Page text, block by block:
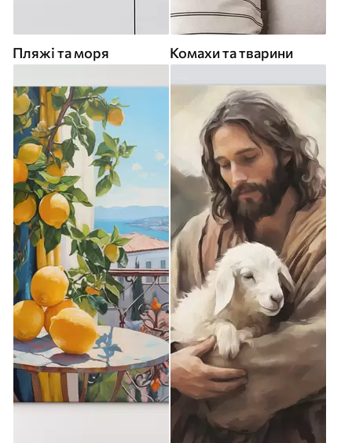
Пляжі та моря Комахи та тварини